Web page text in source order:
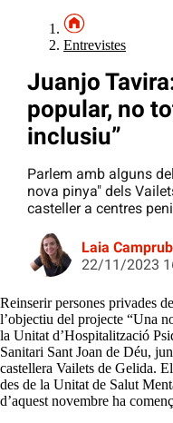
Entrevistes
Juanjo
popular, no
inclusiu”
Parlem amb alguns
nova pinya" dels
casteller a centres
Laia
22/11/2023
Reinserir persones privades
l’objectiu del projecte “Una
la Unitat d’Hospitalització
Sanitari Sant Joan de Déu,
castellera Vailets de Gelida.
des de la Unitat de Salut
d’aquest novembre ha